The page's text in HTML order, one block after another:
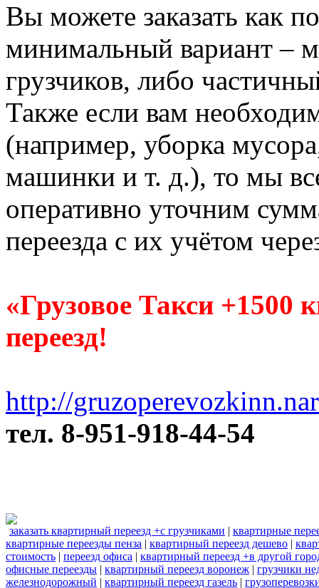
Вы можете заказать как
минимальный вариант –
грузчиков, либо
Также если вам
(например, уборка
машинки и т. д.), то мы
оперативно уточним
переезда с их учётом
«Грузовое Такси +1500
переезд!
http://
тел. 8-951-918-44-54
заказать квартирный переезд +с грузчиками | квартирные
квартирные переезды пенза | квартирный переезд дешево |
стоимость | переезд офиса | квартирный переезд +в другой
офисные переезды | квартирный переезд воронеж | грузчики
железнодорожный | квартирный переезд газель |